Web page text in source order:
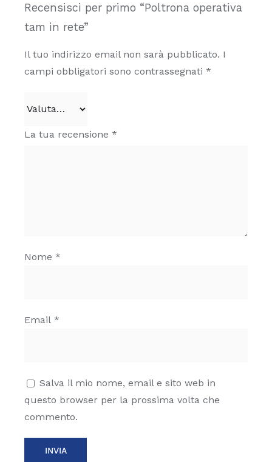
prodotto
Recensisci per primo “Poltrona operativa
tam in rete”
Il tuo indirizzo email non sarà pubblicato. I
campi obbligatori sono contrassegnati *
La tua recensione *
Nome *
Email *
Salva il mio nome, email e sito web in
questo browser per la prossima volta che
commento.